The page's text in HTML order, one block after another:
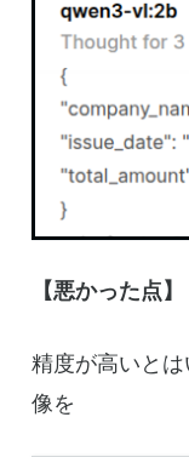
【悪かった点】
精度が高いと
像を